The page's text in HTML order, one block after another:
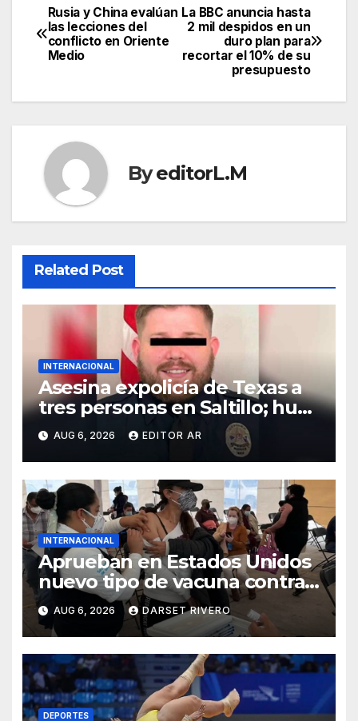
Post
navigation
La BBC anuncia hasta
2 mil despidos en un
duro plan para
recortar el 10% de su
presupuesto
Rusia y China evalúan
las lecciones del
conflicto en Oriente
Medio
ByeditorL.M
Related Post
INTERNACIONAL
Asesina expolicía de Texas a
tres personas en Saltillo; huye
con un menor
AUG 6, 2026 EDITOR AR
INTERNACIONAL
Aprueban en Estados Unidos
nuevo tipo de vacuna contra
la gripe
AUG 6, 2026 DARSET RIVERO
DEPORTES